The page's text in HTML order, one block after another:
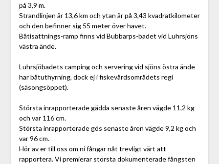
på 3,9 m.
Strandlinjen är 13,6 km och ytan är på 3,43 kvadratkilometer
och den befinner sig 55 meter över havet.
Båtisättnings-ramp finns vid Bubbarps-badet vid Luhrsjöns
västra ände.
Luhrsjöbadets camping och servering vid sjöns östra ände
har båtuthyrning, dock ej i fiskevårdsområdets regi
(säsongsöppet).
Största inrapporterade gädda senaste åren vägde 11,2 kg
och var 116 cm.
Största inrapporterade gös senaste åren vägde 9,2 kg och
var 96 cm.
Hör av er till oss om ni fångar nåt trevligt värt att
rapportera. Vi premierar största dokumenterade fångsten